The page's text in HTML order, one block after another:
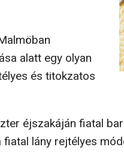
alatt egy olyan
és titokzatos
éjszakáján fiatal
lány rejtélyes